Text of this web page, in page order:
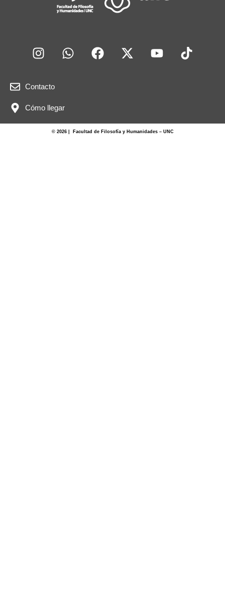
Contacto
Cómo llegar
© 2026 | Facultad de Filosofía y Humanidades – UNC